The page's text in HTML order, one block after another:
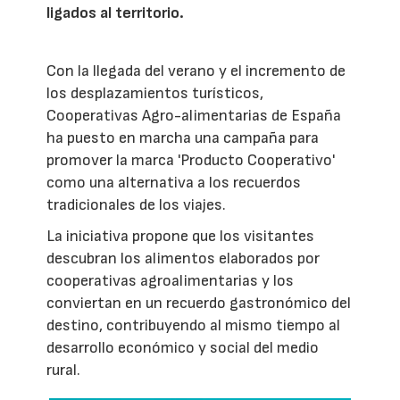
ligados al territorio.
Con la llegada del verano y el incremento de
los desplazamientos turísticos,
Cooperativas Agro-alimentarias de España
ha puesto en marcha una campaña para
promover la marca 'Producto Cooperativo'
como una alternativa a los recuerdos
tradicionales de los viajes.
La iniciativa propone que los visitantes
descubran los alimentos elaborados por
cooperativas agroalimentarias y los
conviertan en un recuerdo gastronómico del
destino, contribuyendo al mismo tiempo al
desarrollo económico y social del medio
rural.